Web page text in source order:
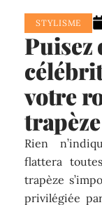
STYLISME
Puisez
votre
trapèze
Rien
flattera
trapèze
privilégiée